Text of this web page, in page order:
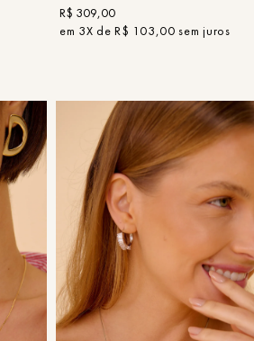
R$ 309,00
em 3X deR$ 103,00 sem juros